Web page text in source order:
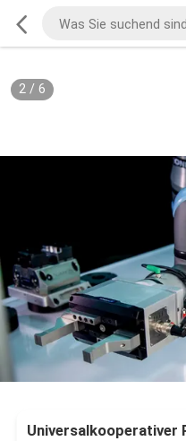
2/ 6
Universalkooperativer